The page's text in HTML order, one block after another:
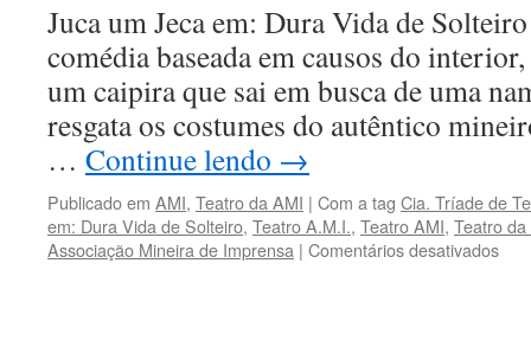
Juca um Jeca em: Dura Vida de
comédia baseada em causos do
um caipira que sai em busca de uma
resgata os costumes do autêntico
… Continue lendo →
Publicado em AMI, Teatro da AMI | Com a tag Cia. Tríade de
em: Dura Vida de Solteiro, Teatro A.M.I., Teatro AMI, Teatro
Associação Mineira de Imprensa | Comentários desativadosem